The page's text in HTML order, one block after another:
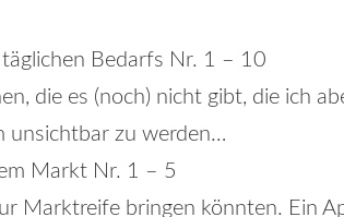
Bedarfs Nr. 1 – 10
die es (noch) nicht gibt, die ich
unsichtbar zu werden…
Markt Nr. 1 – 5
Marktreife bringen könnten. Ein